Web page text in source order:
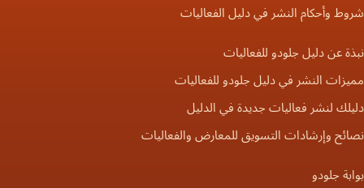
شروط وأحكام النشر في دليل الفعاليات
نبذة عن دليل جلودو للفعاليات
مميزات النشر في دليل جلودو للفعاليات
دليلك لنشر فعاليات جديدة في الدليل
نصائح وإرشادات التسويق للمعارض والفعاليات
بوابة جلودو